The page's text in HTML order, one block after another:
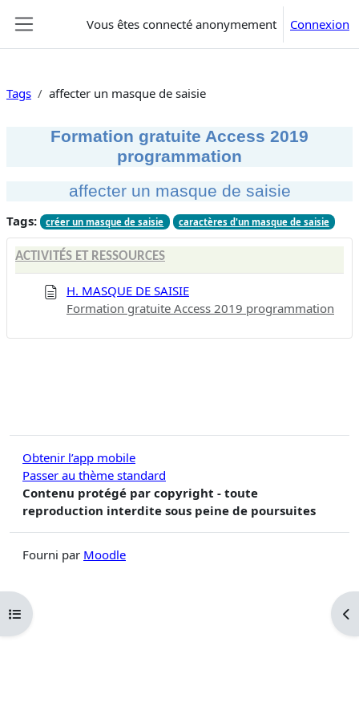
Vous êtes connecté anonymement Connexion
Ouvrir l’index du cours
Tags affecter un masque de saisie
Formation gratuite Access 2019
programmation
affecter un masque de saisie
Tags: créer un masque de saisie caractères d'un masque de saisie
ACTIVITÉS ET RESSOURCES
H. MASQUE DE SAISIE
Formation gratuite Access 2019 programmation
Obtenir l’app mobile
Passer au thème standard
Contenu protégé par copyright - toute
reproduction interdite sous peine de poursuites
Fourni par Moodle